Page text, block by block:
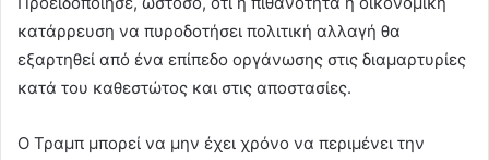
κατάρρευση να πυροδοτήσει πολιτική αλλαγή θα
εξαρτηθεί από ένα επίπεδο οργάνωσης στις διαμαρτυρίες
κατά του καθεστώτος και στις αποστασίες.
Ο Τραμπ μπορεί να μην έχει χρόνο να περιμένει την